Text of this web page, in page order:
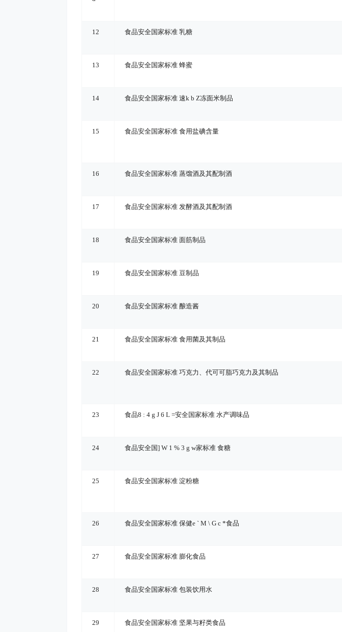
12 食品安全国家标准 乳糖
13 食品安全国家标准 蜂蜜
14 食品安全国家标准 速k b Z冻面米制品
15 食品安全国家标准 食用盐碘含量
16 食品安全国家标准 蒸馏酒及其配制酒
17 食品安全国家标准 发酵酒及其配制酒
18 食品安全国家标准 面筋制品
19 食品安全国家标准 豆制品
20 食品安全国家标准 酿造酱
21 食品安全国家标准 食用菌及其制品
22 食品安全国家标准 巧克力、代可可脂巧克力及其制品
23 食品8 : 4 g J 6 L =安全国家标准 水产调味品
24 食品安全国] W 1 % 3 g w家标准 食糖
25 食品安全国家标准 淀粉糖
26 食品安全国家标准 保健e ` M \ G c *食品
27 食品安全国家标准 膨化食品
28 食品安全国家标准 包装饮用水
29 食品安全国家标准 坚果与籽类食品